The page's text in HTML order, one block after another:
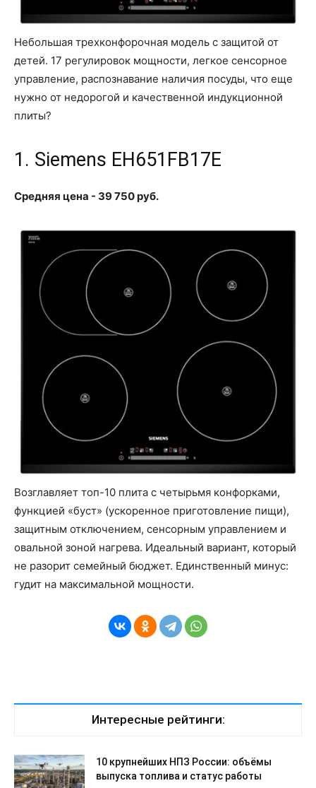
Небольшая трехконфорочная модель с защитой от
детей. 17 регулировок мощности, легкое сенсорное
управление, распознавание наличия посуды, что еще
нужно от недорогой и качественной индукционной
плиты?
1. Siemens EH651FB17E
Средняя цена - 39 750 руб.
Возглавляет топ-10 плита с четырьмя конфорками,
функцией «буст» (ускоренное приготовление пищи),
защитным отключением, сенсорным управлением и
овальной зоной нагрева. Идеальный вариант, который
не разорит семейный бюджет. Единственный минус:
гудит на максимальной мощности.
Интересные рейтинги:
10 крупнейших НПЗ России: объёмы
выпуска топлива и статус работы